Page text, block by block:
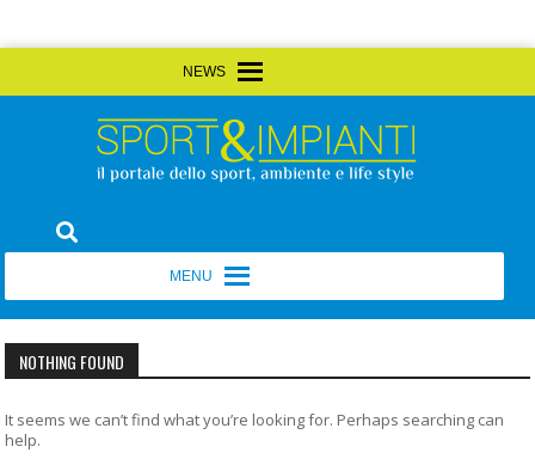
to
Sport&Impianti
NOTHING FOUND
It seems we can’t find what you’re looking for. Perhaps searching can
help.